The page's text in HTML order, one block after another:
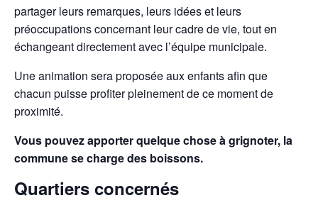
partager leurs remarques, leurs idées et leurs
préoccupations concernant leur cadre de vie, tout en
échangeant directement avec l’équipe municipale.
Une animation sera proposée aux enfants afin que
chacun puisse profiter pleinement de ce moment de
proximité.
Vous pouvez apporter quelque chose à grignoter, la
commune se charge des boissons.
Quartiers concernés